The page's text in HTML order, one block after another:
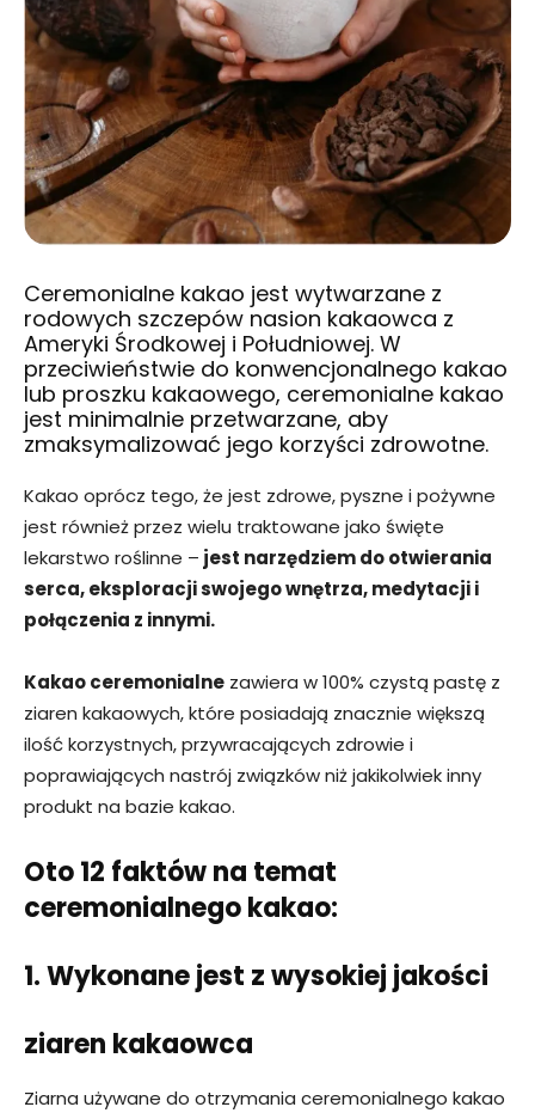
Ceremonialne kakao jest wytwarzane z
rodowych szczepów nasion kakaowca z
Ameryki Środkowej i Południowej. W
przeciwieństwie do konwencjonalnego kakao
lub proszku kakaowego, ceremonialne kakao
jest minimalnie przetwarzane, aby
zmaksymalizować jego korzyści zdrowotne.
Kakao oprócz tego, że jest zdrowe, pyszne i pożywne
jest również przez wielu traktowane jako święte
lekarstwo roślinne – jest narzędziem do otwierania
serca, eksploracji swojego wnętrza, medytacji i
połączenia z innymi.
Kakao ceremonialne zawiera w 100% czystą pastę z
ziaren kakaowych, które posiadają znacznie większą
ilość korzystnych, przywracających zdrowie i
poprawiających nastrój związków niż jakikolwiek inny
produkt na bazie kakao.
Oto 12 faktów na temat
ceremonialnego kakao:
1. Wykonane jest z wysokiej jakości
ziaren kakaowca
Ziarna używane do otrzymania ceremonialnego kakao